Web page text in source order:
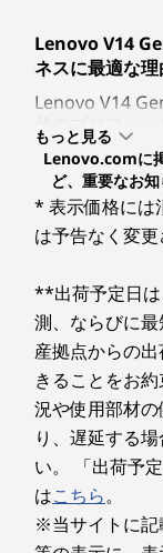
高い携
ワイヤレスLAN
Wi-Fi 6対応
Bluetooth****
イーサネット
オーディオ機能
デジタルマイク
ニション・オー
カメラ
インカメラ: HD
ー付
Lenovo V14
Lenovo V14
ネスに最適な
Lenovo V14
代のプロフェ
強力な AMD
プグレード可
常業務におけ
た高いパフォ
ます。 オプシ
かつ耐久性に
ても高い生産
かりと保護し
Lenovo V14
どのようなデ
Lenovo V14
適さと高い視
ジョン（FHD
い視野角を実現
ら用途に応じ
業による目へ
もっと見る
Lenovo.comに
ど、重要なお
* 表示価格には
は予告なく変更
**出荷予定日
測、ならびに
産拠点からの
きることをお
況や使用部材
り、遅延する
い。 「出荷予
はこちら。
※当サイトに記